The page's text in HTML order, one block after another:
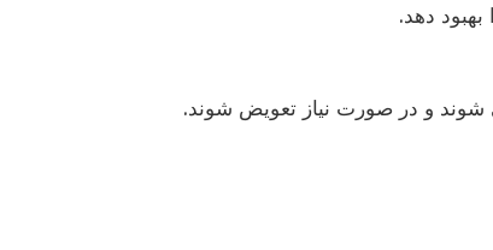
دهد.
شوند و در صورت نیاز تعویض شوند.